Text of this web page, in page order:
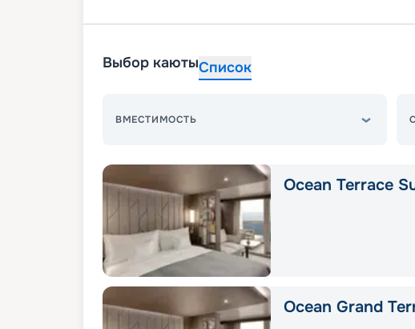
Выбор каютыСписок
ВМЕСТИМОСТЬ
Ocean Terrace
Ocean Grand